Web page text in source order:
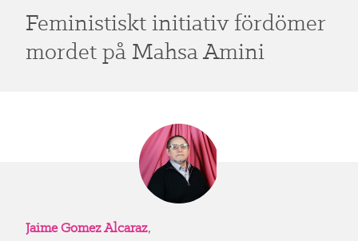
Feministiskt initiativ fördömer
mordet på Mahsa Amini
Jaime Gomez Alcaraz,